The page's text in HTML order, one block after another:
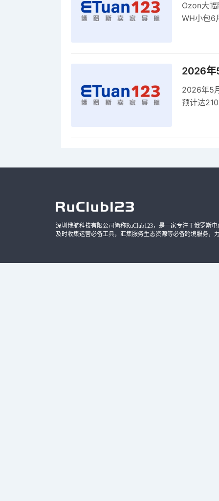
Ozon大
WH小包6
2026年
2026年5
预计达
深圳俄航科技有限公司简称RuClub123，是一家专注于俄罗斯
及时收集运营必备工具，汇集服务生态资源等必备跨境服务，